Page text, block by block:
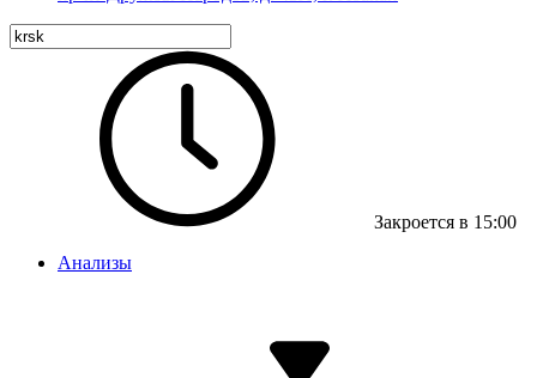
Закроется в 15:00
Анализы